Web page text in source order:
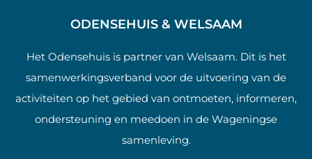
ODENSEHUIS & WELSAAM
Het Odensehuis is partner van Welsaam. Dit is het
samenwerkingsverband voor de uitvoering van de
activiteiten op het gebied van ontmoeten, informeren,
ondersteuning en meedoen in de Wageningse
samenleving.